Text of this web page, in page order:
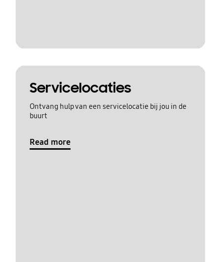
Servicelocaties
Ontvang hulp van een servicelocatie bij jou in de
buurt
Read more